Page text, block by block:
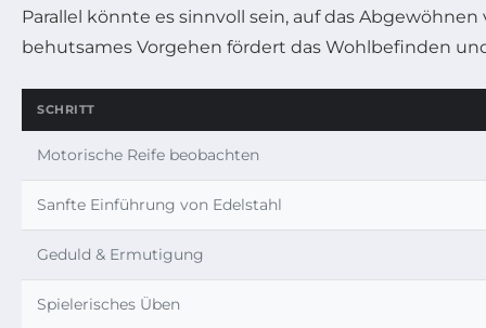
Parallel könnte es sinnvoll sein, auf das
behutsames Vorgehen fördert das Wohlbefinden
SCHRITT
Motorische Reife beobachten
Sanfte Einführung von Edelstahl
Geduld & Ermutigung
Spielerisches Üben